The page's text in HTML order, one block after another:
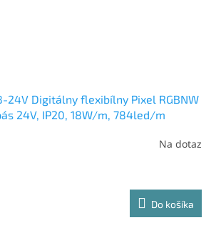
24V Digitálny flexibílny Pixel RGBNW
24V, IP20, 18W/m, 784led/m
Na dotaz
Do košíka